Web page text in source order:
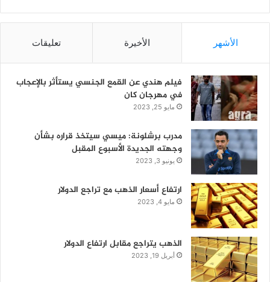
الأشهر الأخيرة تعليقات
فيلم هندي عن القمع الجنسي يستأثر بالإعجاب
في مهرجان كان
مايو 25, 2023
مدرب برشلونة: ميسي سيتخذ قراره بشأن
وجهته الجديدة الأسبوع المقبل
يونيو 3, 2023
ارتفاع أسعار الذهب مع تراجع الدولار
مايو 4, 2023
الذهب يتراجع مقابل ارتفاع الدولار
أبريل 19, 2023